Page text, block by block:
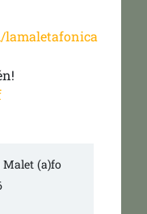
lamaletafonica
(a)fo